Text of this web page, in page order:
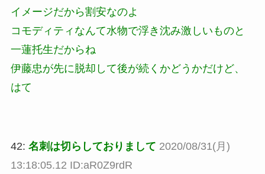
イメージだから割安なのよ
コモディティなんて水物で浮き沈み激しいものと
一蓮托生だからね
伊藤忠が先に脱却して後が続くかどうかだけど、
はて
42: 名刺は切らしておりまして 2020/08/31(月)
13:18:05.12 ID:aR0Z9rdR